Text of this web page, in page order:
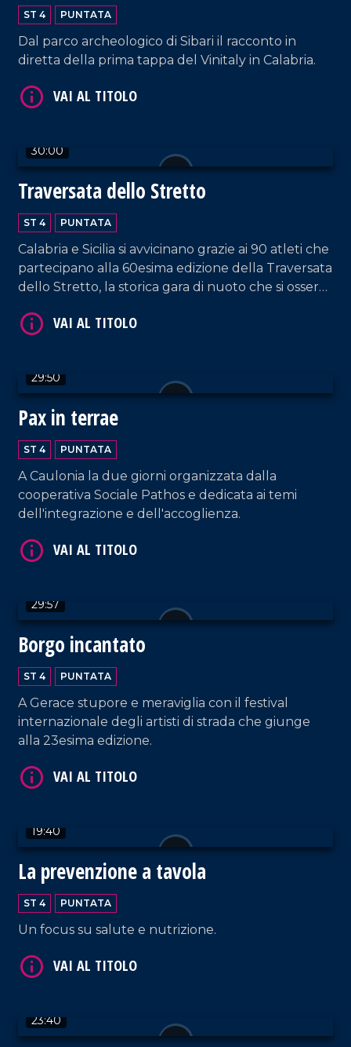
ST 4 PUNTATA
Dal parco archeologico di Sibari il racconto in
diretta della prima tappa del Vinitaly in Calabria.
30:00
Traversata dello Stretto
ST 4 PUNTATA
Calabria e Sicilia si avvicinano grazie ai 90 atleti che
partecipano alla 60esima edizione della Traversata
dello Stretto, la storica gara di nuoto che si osserva
29:50
Pax in terrae
ST 4 PUNTATA
A Caulonia la due giorni organizzata dalla
cooperativa Sociale Pathos e dedicata ai temi
dell'integrazione e dell'accoglienza.
29:57
Borgo incantato
ST 4 PUNTATA
A Gerace stupore e meraviglia con il festival
internazionale degli artisti di strada che giunge
alla 23esima edizione.
19:40
La prevenzione a tavola
ST 4 PUNTATA
Un focus su salute e nutrizione.
23:40
VAI AL TITOLO
VAI AL TITOLO
VAI AL TITOLO
VAI AL TITOLO